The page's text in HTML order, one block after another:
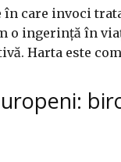
în care invoci
o ingerință în
Harta este